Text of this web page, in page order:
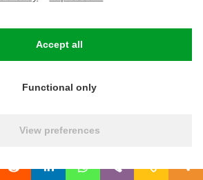
Accept all
Functional only
View preferences
sam ja, od malena, od početka
propitkivač“,
odgovorom,
ličnosti,
i teorija zavjere… i protulogičnosti…